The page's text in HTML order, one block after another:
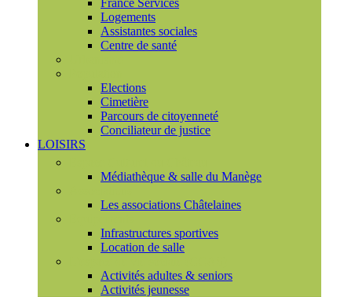
France Services
Logements
Assistantes sociales
Centre de santé
Elections
Cimetière
Parcours de citoyenneté
Conciliateur de justice
LOISIRS
Médiathèque & salle du Manège
Les associations Châtelaines
Infrastructures sportives
Location de salle
Activités adultes & seniors
Activités jeunesse